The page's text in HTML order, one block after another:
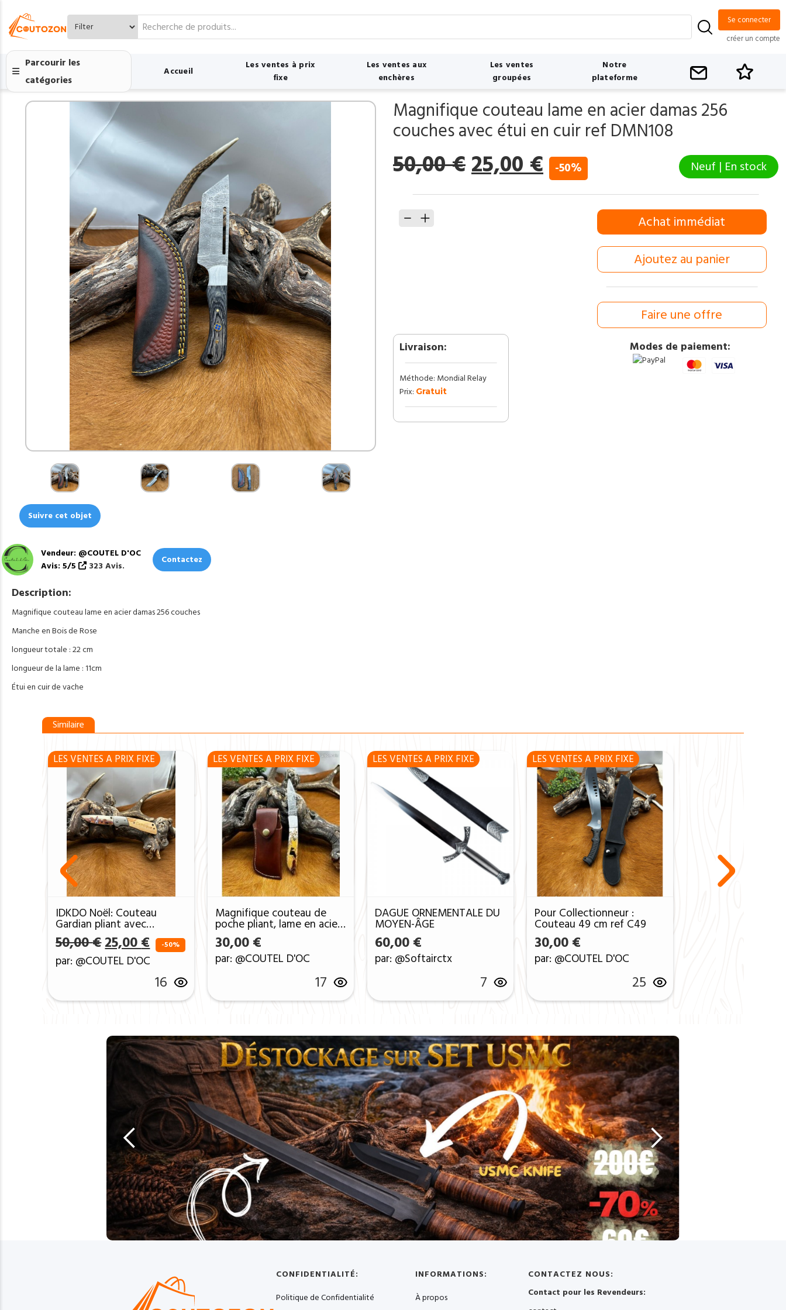
Search
Se connecter
créer un compte
Parcourir les
catégories
Accueil
Les ventes à prix
fixe
Les ventes aux
enchères
Les ventes
groupées
Notre
plateforme
Suivre cet objet
Magnifique couteau lame en acier damas 256
couches avec étui en cuir ref DMN108
50,00€Le
prix
25,00€Le
prix
actuel
25,00 €.
-50% Neuf | En stock
quantité
couches
avec
étui
en
cuir
ref
Achat immédiat
Ajoutez au panier
Faire une offre
Livraison:
Méthode: Mondial Relay
Prix: Gratuit
Modes de paiement:
Vendeur: @COUTEL D'OC
Avis: 5/5
323 Avis.
Contactez
Description:
Magnifique couteau lame en acier damas 256 couches
Manche en Bois de Rose
longueur totale : 22 cm
longueur de la lame : 11cm
Étui en cuir de vache
Similaire
LES VENTES A PRIX FIXE
IDKDO Noël: Couteau
Gardian pliant avec
possibilité de gravé sur le
manche ref CPC02
50,00€Le prix initial était : 50,00 €.
25,00€ Le prix actuel est : 25,00 €.
-50%
par: @COUTEL D'OC
16
LES VENTES A PRIX FIXE
Magnifique couteau de
poche pliant, lame en acier
damas 256 couches ref
MC6
30,00 €
par: @COUTEL D'OC
17
LES VENTES A PRIX FIXE
DAGUE ORNEMENTALE DU
MOYEN-ÂGE
60,00 €
par: @Softairctx
7
LES VENTES A PRIX FIXE
Pour Collectionneur :
Couteau 49 cm ref C49
30,00 €
par: @COUTEL D'OC
25
CONFIDENTIALITÉ:
Politique de Confidentialité
INFORMATIONS:
À propos
CONTACTEZ NOUS:
Contact pour les Revendeurs: